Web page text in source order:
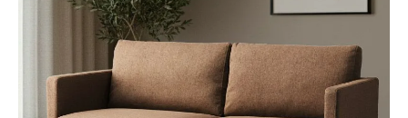
search
よくある質問